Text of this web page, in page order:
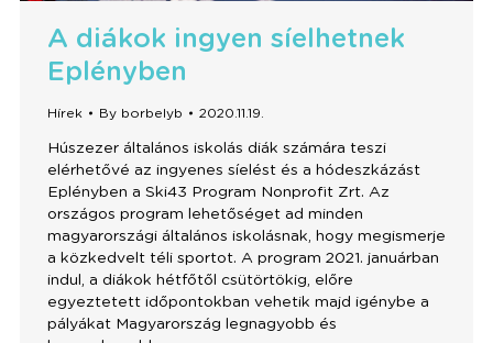
A diákok ingyen síelhetnek
Eplényben
Hírek By borbelyb 2020.11.19.
Húszezer általános iskolás diák számára teszi
elérhetővé az ingyenes síelést és a hódeszkázást
Eplényben a Ski43 Program Nonprofit Zrt. Az
országos program lehetőséget ad minden
magyarországi általános iskolásnak, hogy megismerje
a közkedvelt téli sportot. A program 2021. januárban
indul, a diákok hétfőtől csütörtökig, előre
egyeztetett időpontokban vehetik majd igénybe a
pályákat Magyarország legnagyobb és